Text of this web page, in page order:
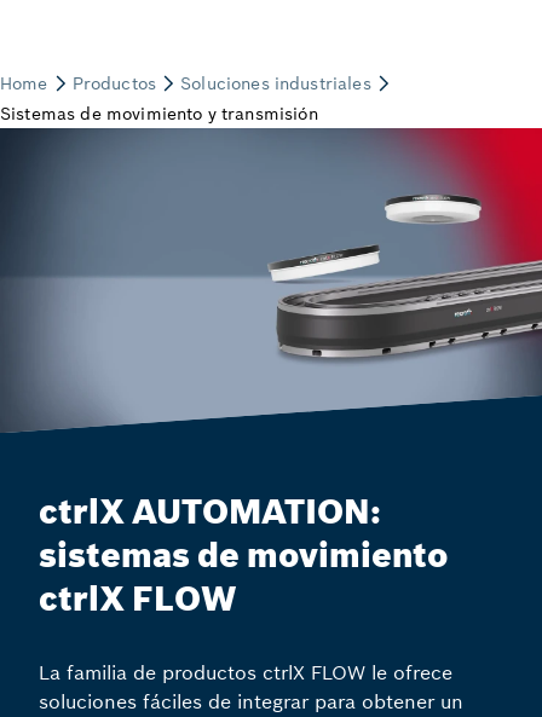
ctrlX AUTOMATION:
sistemas de movimiento
ctrlX FLOW
La familia de productos ctrlX FLOW le ofrece
soluciones fáciles de integrar para obtener un